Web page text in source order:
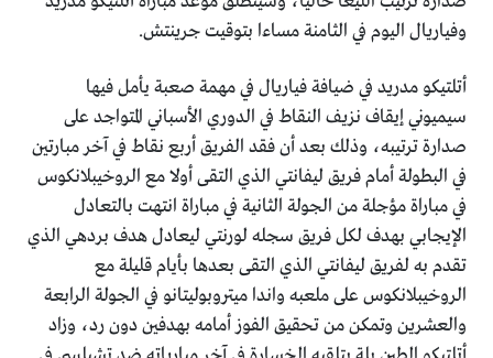
وفياريال اليوم في الثامنة مساءا بتوقيت جرينتش.
أتلتيكو مدريد في ضيافة فياريال في مهمة صعبة يأمل فيها
سيميوني إيقاف نزيف النقاط في الدوري الأسباني المتواجد على
صدارة ترتيبه، وذلك بعد أن فقد الفريق أربع نقاط في آخر مبارتين
في البطولة أمام فريق ليفانتي الذي التقى أولا مع الروخيبلانكوس
في مباراة مؤجلة من الجولة الثانية في مباراة انتهت بالتعادل
الإيجابي بهدف لكل فريق سجله لورنتي ليعادل هدف بردهي الذي
تقدم به لفريق ليفانتي الذي التقى بعدها بأيام قليلة مع
الروخيبلانكوس على ملعبه واندا ميتروبوليتانو في الجولة الرابعة
والعشرين وتمكن من تحقيق الفوز أمامه بهدفين دون رد، وزاد